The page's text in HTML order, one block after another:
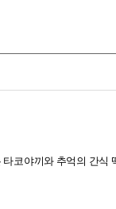
코야끼와 추억의 간식